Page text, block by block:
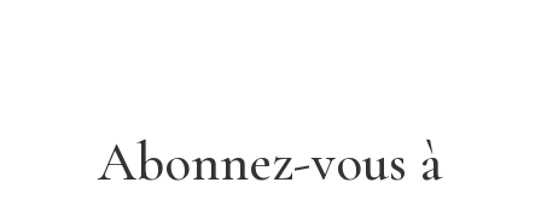
Abonnez-vous à